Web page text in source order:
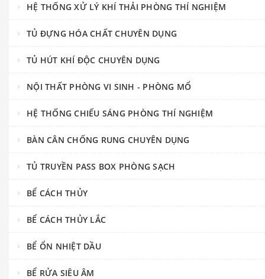
HỆ THỐNG XỬ LÝ KHÍ THẢI PHÒNG THÍ NGHIỆM
TỦ ĐỰNG HÓA CHẤT CHUYÊN DỤNG
TỦ HÚT KHÍ ĐỘC CHUYÊN DỤNG
NỘI THẤT PHÒNG VI SINH - PHÒNG MỔ
HỆ THỐNG CHIẾU SÁNG PHÒNG THÍ NGHIỆM
BÀN CÂN CHỐNG RUNG CHUYÊN DỤNG
TỦ TRUYỀN PASS BOX PHÒNG SẠCH
BỂ CÁCH THỦY
BỂ CÁCH THỦY LẮC
BỂ ỔN NHIỆT DẦU
BỂ RỬA SIÊU ÂM